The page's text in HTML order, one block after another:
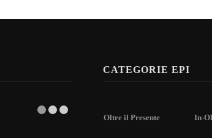
CATEGORIE EPI
Oltre il Presente In-